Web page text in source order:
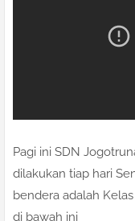
Pagi ini SDN
dilakukan tiap hari
bendera adalah
di bawah ini